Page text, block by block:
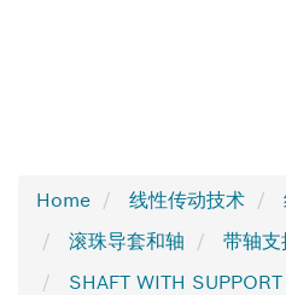
Home 线性传动技术
滚珠导套和轴
带轴支
SHAFT WITH